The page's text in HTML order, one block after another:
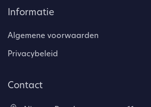
Informatie
Algemene voorwaarden
Privacybeleid
Contact